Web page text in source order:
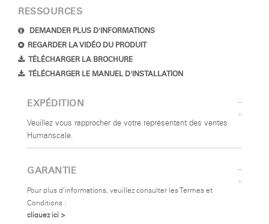
RESSOURCES
DEMANDER PLUS D'INFORMATIONS
REGARDER LA VIDÉO DU PRODUIT
TÉLÉCHARGER LA BROCHURE
TÉLÉCHARGER LE MANUEL D'INSTALLATION
EXPÉDITION
Veuillez vous rapprocher de votre représentant des ventes
Humanscale.
GARANTIE
Pour plus d'informations, veuillez consulter les Termes et
Conditions :
cliquez ici >